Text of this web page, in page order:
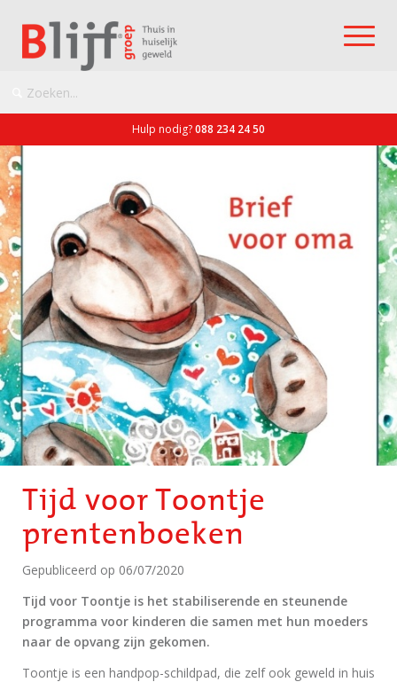
Hulp nodig?088 234 24 50
Tijd voor Toontje
prentenboeken
Gepubliceerd op 06/07/2020
Tijd voor Toontje is het stabiliserende en steunende
programma voor kinderen die samen met hun moeders
naar de opvang zijn gekomen.
Toontje is een handpop-schildpad, die zelf ook geweld in huis